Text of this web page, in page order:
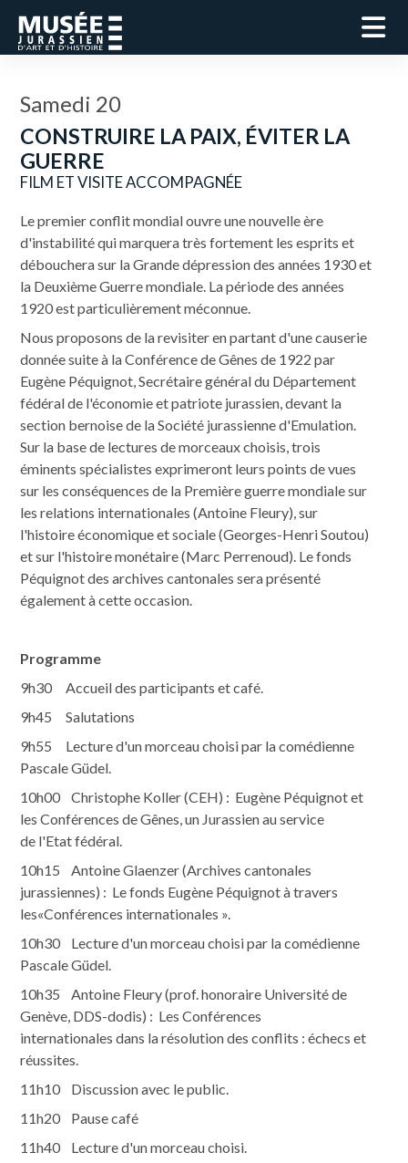
Samedi 20
CONSTRUIRE LA PAIX, ÉVITER LA
GUERRE
FILM ET VISITE ACCOMPAGNÉE
Le premier conflit mondial ouvre une nouvelle ère
d'instabilité qui marquera très fortement les esprits et
débouchera sur la Grande dépression des années 1930 et
la Deuxième Guerre mondiale. La période des années
1920 est particulièrement méconnue.
Nous proposons de la revisiter en partant d'une causerie
donnée suite à la Conférence de Gênes de 1922 par
Eugène Péquignot, Secrétaire général du Département
fédéral de l'économie et patriote jurassien, devant la
section bernoise de la Société jurassienne d'Emulation.
Sur la base de lectures de morceaux choisis, trois
éminents spécialistes exprimeront leurs points de vues
sur les conséquences de la Première guerre mondiale sur
les relations internationales (Antoine Fleury), sur
l'histoire économique et sociale (Georges-Henri Soutou)
et sur l'histoire monétaire (Marc Perrenoud). Le fonds
Péquignot des archives cantonales sera présenté
également à cette occasion.
Programme
9h30 Accueil des participants et café.
9h45 Salutations
9h55 Lecture d'un morceau choisi par la comédienne
Pascale Güdel.
10h00 Christophe Koller (CEH) : Eugène Péquignot et
les Conférences de Gênes, un Jurassien au service
de l'Etat fédéral.
10h15 Antoine Glaenzer (Archives cantonales
jurassiennes) : Le fonds Eugène Péquignot à travers
les«Conférences internationales ».
10h30 Lecture d'un morceau choisi par la comédienne
Pascale Güdel.
10h35 Antoine Fleury (prof. honoraire Université de
Genève, DDS-dodis) : Les Conférences
internationales dans la résolution des conflits : échecs et
réussites.
11h10 Discussion avec le public.
11h20 Pause café
11h40 Lecture d'un morceau choisi.